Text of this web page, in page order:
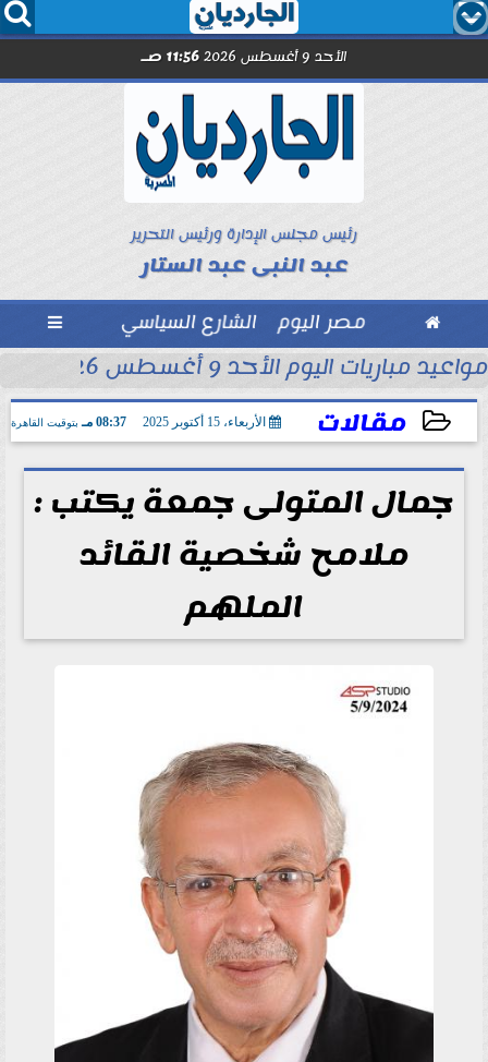
  
الأحد 9 أغسطس 2026 11:56 صـ
رئيس مجلس الإدارة ورئيس التحرير
عبد النبى عبد الستار
 مصر اليوم الشارع السياسي 
شريف...
مواعيد مباريات اليوم الأحد 9 أغسطس 2026
مقالات الأربعاء، 15 أكتوبر 2025 08:37 مـ بتوقيت القاهرة
2025-10-15 20:37:25
جمال المتولى جمعة يكتب :
ملامح شخصية القائد
الملهم